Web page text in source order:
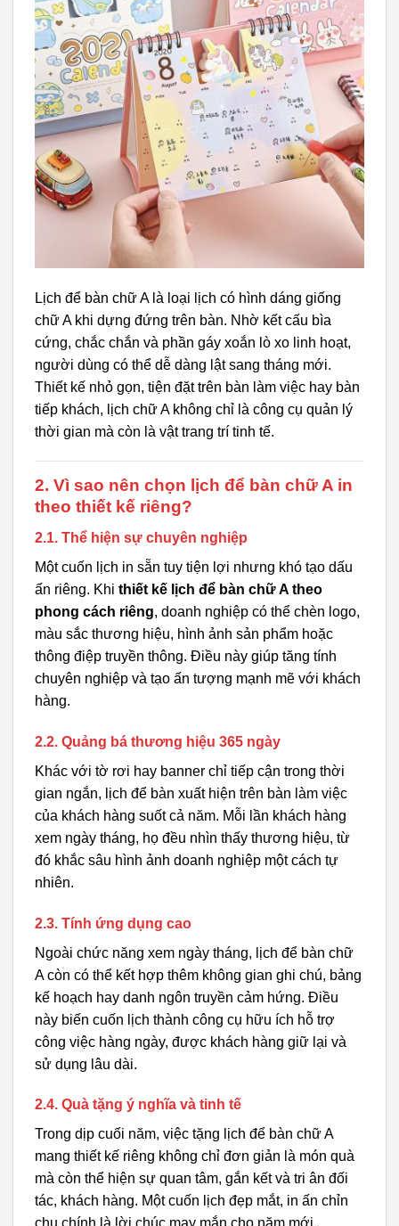
Lịch để bàn chữ A là loại lịch có hình dáng giống
chữ A khi dựng đứng trên bàn. Nhờ kết cấu bìa
cứng, chắc chắn và phần gáy xoắn lò xo linh hoạt,
người dùng có thể dễ dàng lật sang tháng mới.
Thiết kế nhỏ gọn, tiện đặt trên bàn làm việc hay bàn
tiếp khách, lịch chữ A không chỉ là công cụ quản lý
thời gian mà còn là vật trang trí tinh tế.
2. Vì sao nên chọn lịch để bàn chữ A in
theo thiết kế riêng?
2.1. Thể hiện sự chuyên nghiệp
Một cuốn lịch in sẵn tuy tiện lợi nhưng khó tạo dấu
ấn riêng. Khi thiết kế lịch để bàn chữ A theo
phong cách riêng, doanh nghiệp có thể chèn logo,
màu sắc thương hiệu, hình ảnh sản phẩm hoặc
thông điệp truyền thông. Điều này giúp tăng tính
chuyên nghiệp và tạo ấn tượng mạnh mẽ với khách
hàng.
2.2. Quảng bá thương hiệu 365 ngày
Khác với tờ rơi hay banner chỉ tiếp cận trong thời
gian ngắn, lịch để bàn xuất hiện trên bàn làm việc
của khách hàng suốt cả năm. Mỗi lần khách hàng
xem ngày tháng, họ đều nhìn thấy thương hiệu, từ
đó khắc sâu hình ảnh doanh nghiệp một cách tự
nhiên.
2.3. Tính ứng dụng cao
Ngoài chức năng xem ngày tháng, lịch để bàn chữ
A còn có thể kết hợp thêm không gian ghi chú, bảng
kế hoạch hay danh ngôn truyền cảm hứng. Điều
này biến cuốn lịch thành công cụ hữu ích hỗ trợ
công việc hàng ngày, được khách hàng giữ lại và
sử dụng lâu dài.
2.4. Quà tặng ý nghĩa và tinh tế
Trong dịp cuối năm, việc tặng lịch để bàn chữ A
mang thiết kế riêng không chỉ đơn giản là món quà
mà còn thể hiện sự quan tâm, gắn kết và tri ân đối
tác, khách hàng. Một cuốn lịch đẹp mắt, in ấn chỉn